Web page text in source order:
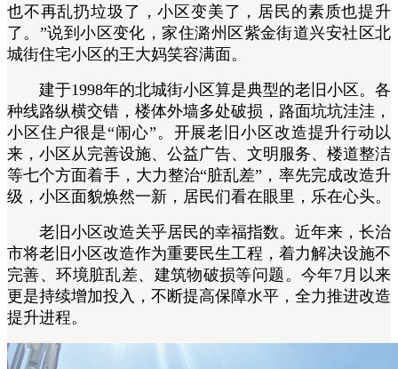
也不再乱扔垃圾了，小区变美了，居民的素质也提升
了。”说到小区变化，家住潞州区紫金街道兴安社区北
城街住宅小区的王大妈笑容满面。
建于1998年的北城街小区算是典型的老旧小区。各
种线路纵横交错，楼体外墙多处破损，路面坑坑洼洼，
小区住户很是“闹心”。开展老旧小区改造提升行动以
来，小区从完善设施、公益广告、文明服务、楼道整洁
等七个方面着手，大力整治“脏乱差”，率先完成改造升
级，小区面貌焕然一新，居民们看在眼里，乐在心头。
老旧小区改造关乎居民的幸福指数。近年来，长治
市将老旧小区改造作为重要民生工程，着力解决设施不
完善、环境脏乱差、建筑物破损等问题。今年7月以来
更是持续增加投入，不断提高保障水平，全力推进改造
提升进程。